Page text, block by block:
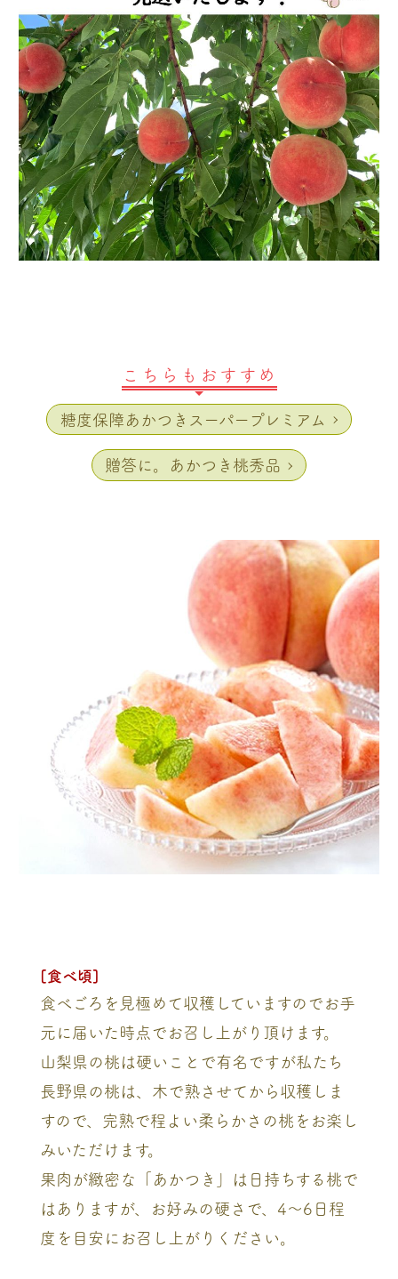
こちらもおすすめ
糖度保障あかつきスーパープレミアム
贈答に。あかつき桃秀品
[食べ頃]
食べごろを見極めて収穫していますのでお手
元に届いた時点でお召し上がり頂けます。
山梨県の桃は硬いことで有名ですが私たち
長野県の桃は、木で熟させてから収穫しま
すので、完熟で程よい柔らかさの桃をお楽し
みいただけます。
果肉が緻密な「あかつき」は日持ちする桃で
はありますが、お好みの硬さで、4～6日程
度を目安にお召し上がりください。